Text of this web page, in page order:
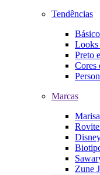
Tendências
Looks
Preto
Cores
Marcas
Marisa
Zune